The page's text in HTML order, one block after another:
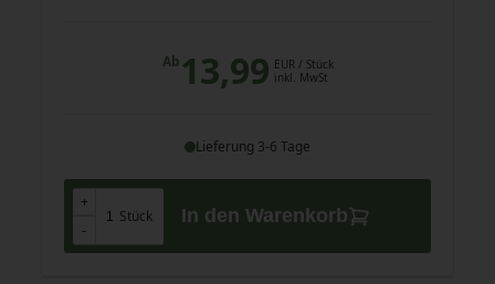
Ab13,99 EUR/ Stück
inkl. MwSt
Lieferung 3-6 Tage
+
-
Stück
+
-
In den Warenkorb